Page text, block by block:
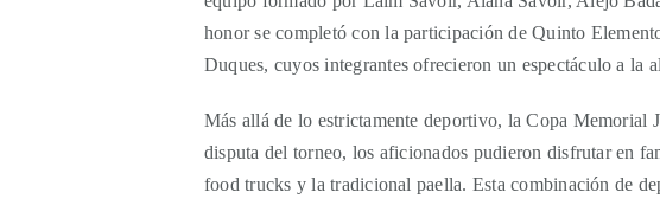
honor se completó con la participación de Quinto
Duques, cuyos integrantes ofrecieron un espectáculo a la
Más allá de lo estrictamente deportivo, la Copa Memorial
disputa del torneo, los aficionados pudieron disfrutar en
food trucks y la tradicional paella. Esta combinación de